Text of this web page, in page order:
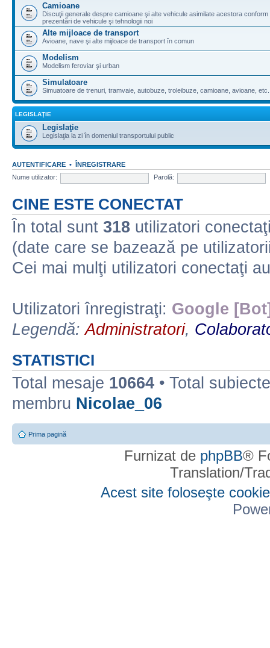
Camioane
Discuţii generale despre camioane şi alte vehicule asimilate acestora
prezentări de vehicule şi tehnologii noi
Alte mijloace de transport
Avioane, nave şi alte mijloace de transport în comun
Modelism
Modelism feroviar şi urban
Simulatoare
Simuatoare de trenuri, tramvaie, autobuze, troleibuze, camioane, avioane, etc.
LEGISLAŢIE
Legislaţie
Legislaţia la zi în domeniul transportului public
AUTENTIFICARE • ÎNREGISTRARE
Nume utilizator:
Parolă:
CINE ESTE CONECTAT
În total sunt 318 utilizatori
(date care se bazează pe
Cei mai mulţi utilizatori conectaţi
Utilizatori înregistraţi: Google
Legendă:Administratori,
STATISTICI
Total mesaje 10664 • Total
membru Nicolae_06
Prima pagină
Furnizat de phpBB®
Translation/
Acest site foloseşte